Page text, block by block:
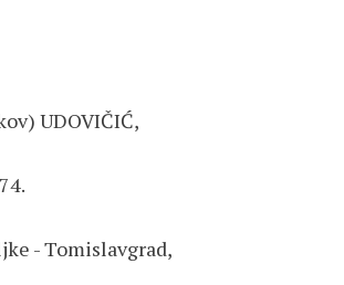
UDOVIČIĆ,
- Tomislavgrad,